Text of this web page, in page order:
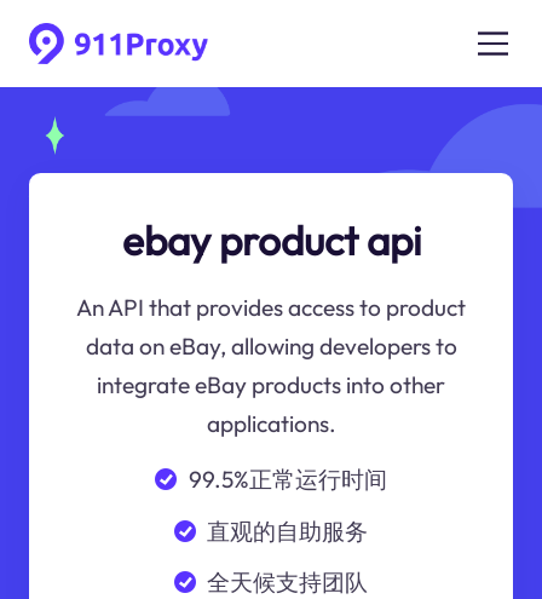
ebay product api
An API that provides access to product
data on eBay, allowing developers to
integrate eBay products into other
applications.
99.5%正常运行时间
直观的自助服务
全天候支持团队